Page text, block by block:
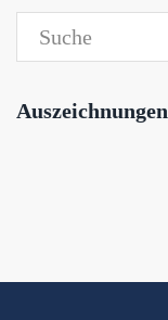
Auszeichnungen